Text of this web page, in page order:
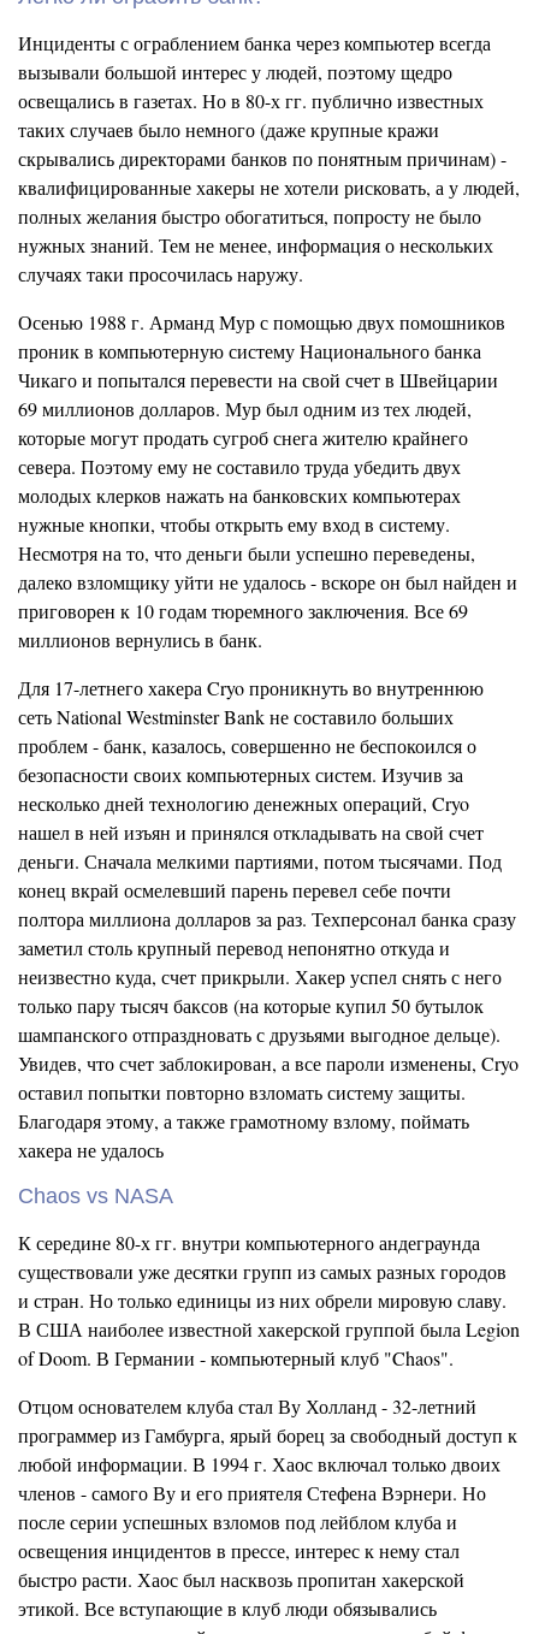
Инциденты с ограблением банка через компьютер всегда
вызывали большой интерес у людей, поэтому щедро
освещались в газетах. Но в 80-х гг. публично известных
таких случаев было немного (даже крупные кражи
скрывались директорами банков по понятным причинам) -
квалифицированные хакеры не хотели рисковать, а у людей,
полных желания быстро обогатиться, попросту не было
нужных знаний. Тем не менее, информация о нескольких
случаях таки просочилась наружу.
Осенью 1988 г. Арманд Мур с помощью двух помошников
проник в компьютерную систему Национального банка
Чикаго и попытался перевести на свой счет в Швейцарии
69 миллионов долларов. Мур был одним из тех людей,
которые могут продать сугроб снега жителю крайнего
севера. Поэтому ему не составило труда убедить двух
молодых клерков нажать на банковских компьютерах
нужные кнопки, чтобы открыть ему вход в систему.
Несмотря на то, что деньги были успешно переведены,
далеко взломщику уйти не удалось - вскоре он был найден и
приговорен к 10 годам тюремного заключения. Все 69
миллионов вернулись в банк.
Для 17-летнего хакера Cryo проникнуть во внутреннюю
сеть National Westminster Bank не составило больших
проблем - банк, казалось, совершенно не беспокоился о
безопасности своих компьютерных систем. Изучив за
несколько дней технологию денежных операций, Cryo
нашел в ней изъян и принялся откладывать на свой счет
деньги. Сначала мелкими партиями, потом тысячами. Под
конец вкрай осмелевший парень перевел себе почти
полтора миллиона долларов за раз. Техперсонал банка сразу
заметил столь крупный перевод непонятно откуда и
неизвестно куда, счет прикрыли. Хакер успел снять с него
только пару тысяч баксов (на которые купил 50 бутылок
шампанского отпраздновать с друзьями выгодное дельце).
Увидев, что счет заблокирован, а все пароли изменены, Cryo
оставил попытки повторно взломать систему защиты.
Благодаря этому, а также грамотному взлому, поймать
хакера не удалось
Chaos vs NASA
К середине 80-х гг. внутри компьютерного андеграунда
существовали уже десятки групп из самых разных городов
и стран. Но только единицы из них обрели мировую славу.
В США наиболее известной хакерской группой была Legion
of Doom. В Германии - компьютерный клуб "Chaos".
Отцом основателем клуба стал Ву Холланд - 32-летний
программер из Гамбурга, ярый борец за свободный доступ к
любой информации. В 1994 г. Хаос включал только двоих
членов - самого Ву и его приятеля Стефена Вэрнери. Но
после серии успешных взломов под лейблом клуба и
освещения инцидентов в прессе, интерес к нему стал
быстро расти. Хаос был насквозь пропитан хакерской
этикой. Все вступающие в клуб люди обязывались